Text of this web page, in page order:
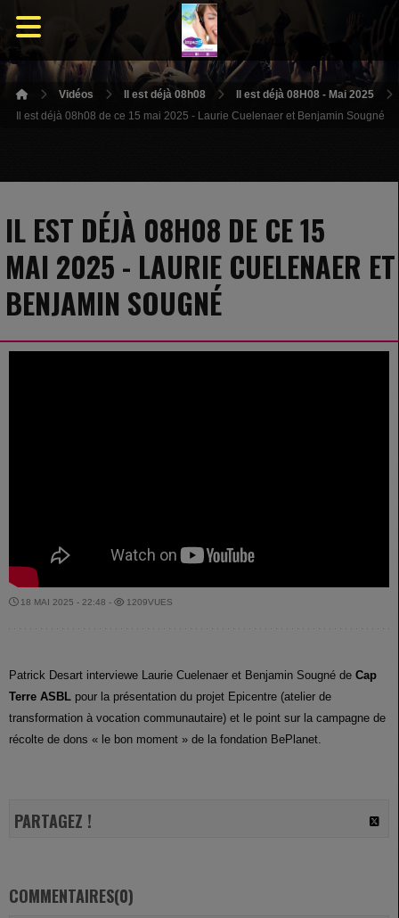
Vidéos Il est déjà 08h08
Il est déjà 08H08 - Mai 2025
Il est déjà 08h08 de ce 15 mai 2025 - Laurie Cuelenaer et Benjamin Sougné
IL EST DÉJÀ 08H08 DE CE 15
MAI 2025 - LAURIE CUELENAER ET
BENJAMIN SOUGNÉ
18 MAI 2025 - 22:48 - 1209VUES
Patrick Desart interviewe Laurie Cuelenaer et Benjamin Sougné de Cap
Terre ASBL pour la présentation du projet Epicentre (atelier de
transformation à vocation communautaire) et le point sur la campagne de
récolte de dons « le bon moment » de la fondation BePlanet.
PARTAGEZ !
COMMENTAIRES(0)